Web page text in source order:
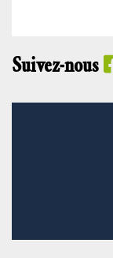
Suivez-nous